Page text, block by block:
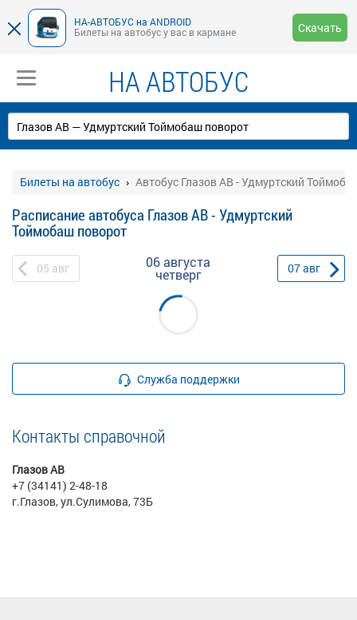
НА-АВТОБУС на ANDROID
Билеты на автобус у вас в кармане
Скачать
НА АВТОБУС
Билеты на автобус Автобус Глазов АВ - Удмуртский
Расписание автобуса Глазов АВ - Удмуртский
Тоймобаш поворот
05 авг 06 августа
четверг 07авг
Служба поддержки
Контакты справочной
Глазов АВ
+7 (34141) 2-48-18
г.Глазов, ул.Сулимова, 73Б